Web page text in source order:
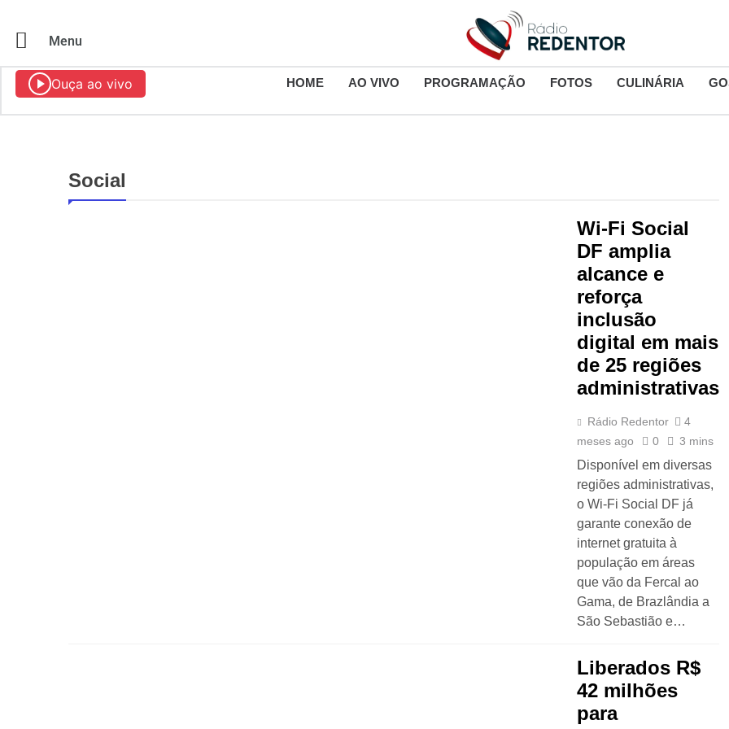
Menu
Ouça ao vivo HOME AO VIVO PROGRAMAÇÃO FOTOS CULINÁRIA
Social
Wi-Fi Social
DF amplia
alcance e
reforça
inclusão
digital em mais
de 25 regiões
administrativas
Rádio Redentor
4
meses ago
0 3 mins
Disponível em diversas
regiões administrativas,
o Wi-Fi Social DF já
garante conexão de
internet gratuita à
população em áreas
que vão da Fercal ao
Gama, de Brazlândia a
São Sebastião e…
Liberados R$
42 milhões
para